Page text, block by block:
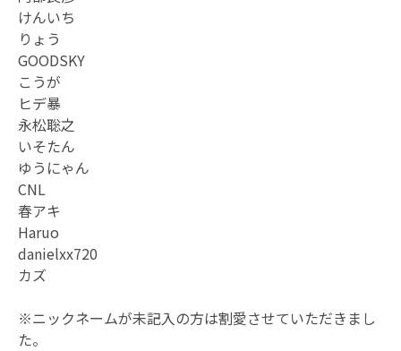
けんいち
りょう
GOODSKY
こうが
ヒデ暴
永松聡之
いそたん
ゆうにゃん
CNL
春アキ
Haruo
danielxx720
カズ
※ニックネームが未記入の方は割愛させていただきまし
た。